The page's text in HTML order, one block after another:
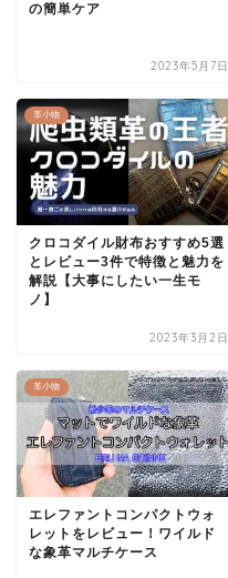
の簡単ケア
2023年5月7日
革小物
クロコダイル財布おすすめ5選
とレビュー3件で特徴と魅力を
解説【大事にしたい一生モ
ノ】
2023年3月2日
革小物
エレファントコンパクトウォ
レットをレビュー！ワイルド
な象革マルチケース